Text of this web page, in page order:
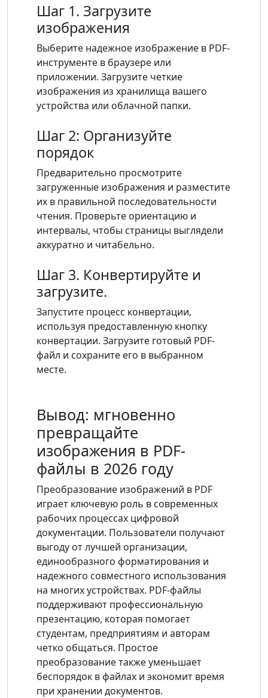
Шаг 1. Загрузите
изображения
Выберите надежное изображение в PDF-
инструменте в браузере или
приложении. Загрузите четкие
изображения из хранилища вашего
устройства или облачной папки.
Шаг 2: Организуйте
порядок
Предварительно просмотрите
загруженные изображения и разместите
их в правильной последовательности
чтения. Проверьте ориентацию и
интервалы, чтобы страницы выглядели
аккуратно и читабельно.
Шаг 3. Конвертируйте и
загрузите.
Запустите процесс конвертации,
используя предоставленную кнопку
конвертации. Загрузите готовый PDF-
файл и сохраните его в выбранном
месте.
Вывод: мгновенно
превращайте
изображения в PDF-
файлы в 2026 году
Преобразование изображений в PDF
играет ключевую роль в современных
рабочих процессах цифровой
документации. Пользователи получают
выгоду от лучшей организации,
единообразного форматирования и
надежного совместного использования
на многих устройствах. PDF-файлы
поддерживают профессиональную
презентацию, которая помогает
студентам, предприятиям и авторам
четко общаться. Простое
преобразование также уменьшает
беспорядок в файлах и экономит время
при хранении документов.